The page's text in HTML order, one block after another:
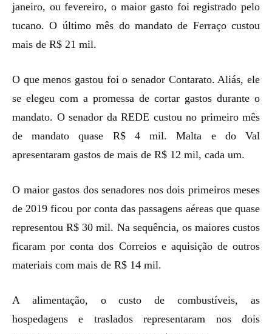
janeiro, ou fevereiro, o maior gasto foi registrado pelo
tucano. O último mês do mandato de Ferraço custou
mais de R$ 21 mil.
O que menos gastou foi o senador Contarato. Aliás, ele
se elegeu com a promessa de cortar gastos durante o
mandato. O senador da REDE custou no primeiro mês
de mandato quase R$ 4 mil. Malta e do Val
apresentaram gastos de mais de R$ 12 mil, cada um.
O maior gastos dos senadores nos dois primeiros meses
de 2019 ficou por conta das passagens aéreas que quase
representou R$ 30 mil. Na sequência, os maiores custos
ficaram por conta dos Correios e aquisição de outros
materiais com mais de R$ 14 mil.
A alimentação, o custo de combustíveis, as
hospedagens e traslados representaram nos dois